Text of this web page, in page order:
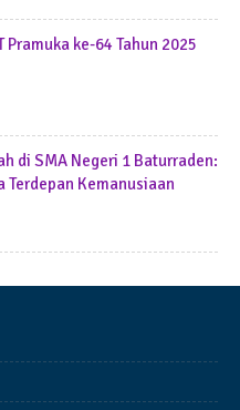
Pramuka ke-64 Tahun 2025
di SMA Negeri 1 Baturraden:
Terdepan Kemanusiaan